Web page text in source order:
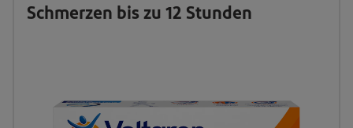
Schmerzen bis zu 12 Stunden